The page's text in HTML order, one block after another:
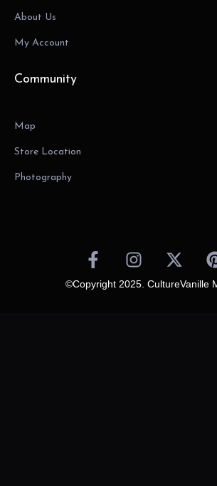
About Us
My Account
Community
Map
Store Location
Photography
©Copyright 2025. CultureVanille